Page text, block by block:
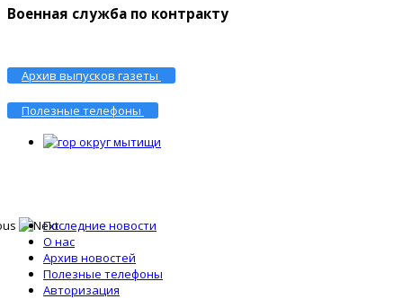
Военная служба по контракту
Архив выпусков газеты
Полезные телефоны
Последние новости
О нас
Архив новостей
Полезные телефоны
Авторизация